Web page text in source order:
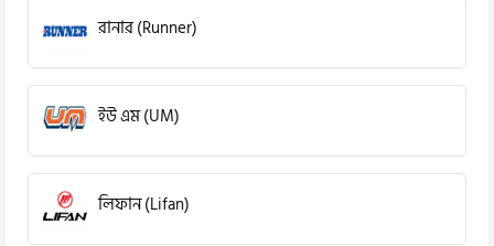
রানার (Runner)
ইউ এম (UM)
লিফান (Lifan)